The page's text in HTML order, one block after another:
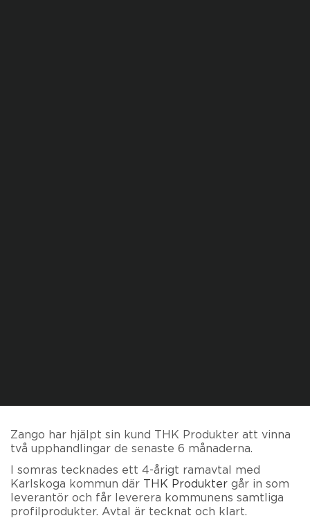
Zango har hjälpt sin kund THK Produkter att vinna
två upphandlingar de senaste 6 månaderna.
I somras tecknades ett 4-årigt ramavtal med
Karlskoga kommun där THK Produkter går in som
leverantör och får leverera kommunens samtliga
profilprodukter. Avtal är tecknat och klart.